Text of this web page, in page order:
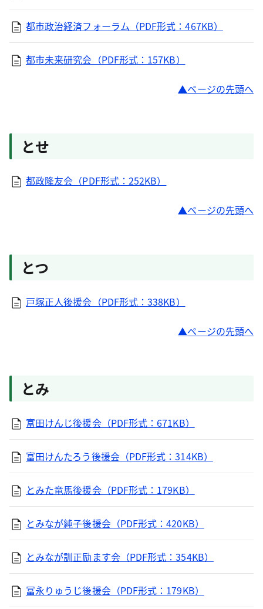
都市政治経済フォーラム（PDF形式：467KB）
都市未来研究会（PDF形式：157KB）
ページの先頭へ
とせ
都政隆友会（PDF形式：252KB）
ページの先頭へ
とつ
戸塚正人後援会（PDF形式：338KB）
ページの先頭へ
とみ
富田けんじ後援会（PDF形式：671KB）
富田けんたろう後援会（PDF形式：314KB）
とみた竜馬後援会（PDF形式：179KB）
とみなが純子後援会（PDF形式：420KB）
とみなが訓正励ます会（PDF形式：354KB）
冨永りゅうじ後援会（PDF形式：179KB）